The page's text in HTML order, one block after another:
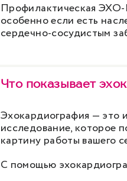
Профилактическая ЭХО-
особенно если есть
сердечно-сосудистым
Что показывает
Эхокардиография — это
исследование, которое
картину работы вашего
С помощью